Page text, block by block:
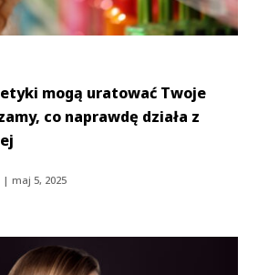
mogą uratować Twoje
co naprawdę działa z
|maj 5, 2025